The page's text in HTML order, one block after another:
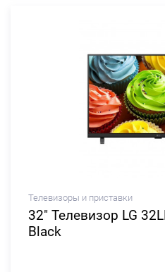
Телевизоры и приставки
32" Телевизор LG
Black